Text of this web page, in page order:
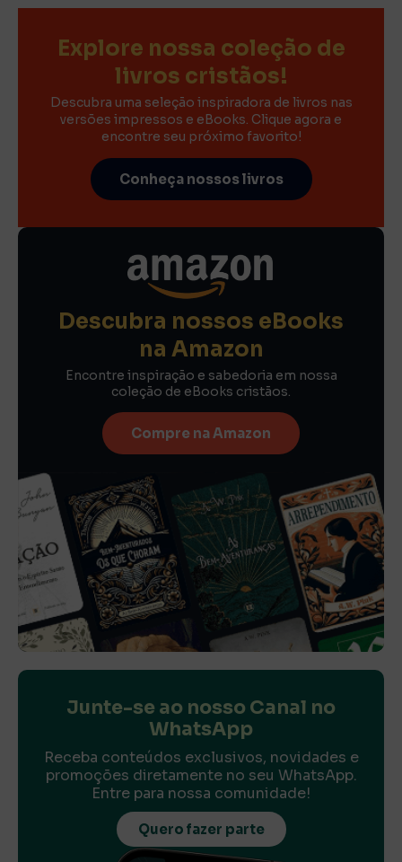
Explore nossa coleção de
livros cristãos!
Descubra uma seleção inspiradora de livros nas
versões impressos e eBooks. Clique agora e
encontre seu próximo favorito!
Conheça nossos livros
Descubra nossos eBooks
na Amazon
Encontre inspiração e sabedoria em nossa
coleção de eBooks cristãos.
Compre na Amazon
Junte-se ao nosso Canal no
WhatsApp
Receba conteúdos exclusivos, novidades e
promoções diretamente no seu WhatsApp.
Entre para nossa comunidade!
Quero fazer parte